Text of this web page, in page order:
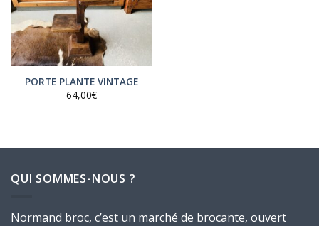
PORTE PLANTE VINTAGE
64,00€
QUI SOMMES-NOUS ?
Normand broc, c’est un marché de brocante, ouvert